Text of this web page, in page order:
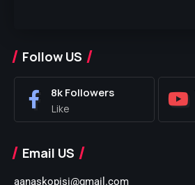
Follow US
8kFollowers
Like
Email US
aanaskopisi@gmail.com